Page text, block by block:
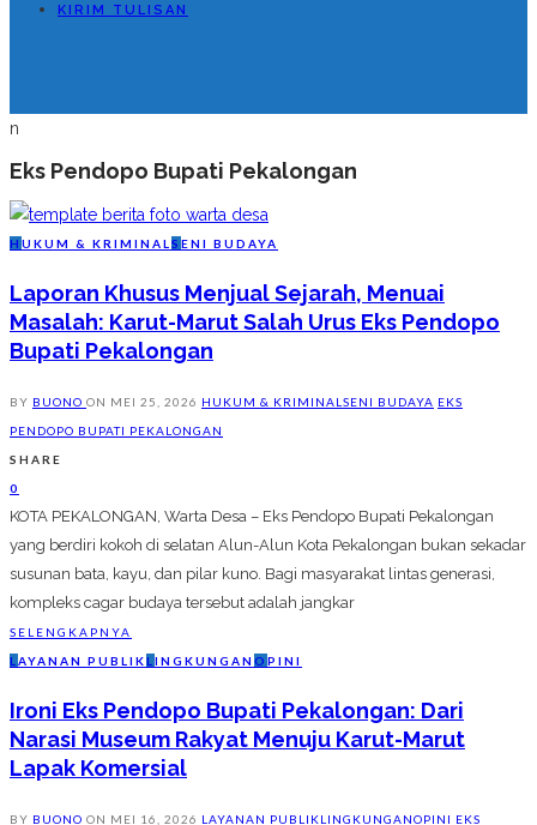
KIRIM TULISAN
n
Eks Pendopo Bupati Pekalongan
H UKUM & KRIMINAL S ENI BUDAYA
Laporan Khusus Menjual Sejarah, Menuai
Masalah: Karut-Marut Salah Urus Eks Pendopo
Bupati Pekalongan
BY BUONO ON MEI 25, 2026 HUKUM & KRIMINAL SENI BUDAYA EKS
PENDOPO BUPATI PEKALONGAN
SHARE
0
KOTA PEKALONGAN, Warta Desa – Eks Pendopo Bupati Pekalongan
yang berdiri kokoh di selatan Alun-Alun Kota Pekalongan bukan sekadar
susunan bata, kayu, dan pilar kuno. Bagi masyarakat lintas generasi,
kompleks cagar budaya tersebut adalah jangkar
SELENGKAPNYA
L AYANAN PUBLIKL INGKUNGAN O PINI
Ironi Eks Pendopo Bupati Pekalongan: Dari
Narasi Museum Rakyat Menuju Karut-Marut
Lapak Komersial
BY BUONO ON MEI 16, 2026 LAYANAN PUBLIKLINGKUNGANOPINI EKS